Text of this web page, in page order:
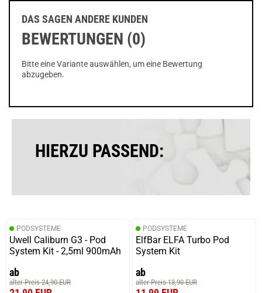
DAS SAGEN ANDERE KUNDEN
BEWERTUNGEN (0)
Bitte eine Variante auswählen, um eine Bewertung
abzugeben.
HIERZU PASSEND:
PODSYSTEME
Uwell Caliburn G3 - Pod
System Kit - 2,5ml 900mAh
ab
alter Preis 24,90 EUR
PODSYSTEME
ElfBar ELFA Turbo Pod
System Kit
ab
alter Preis 13,90 EUR